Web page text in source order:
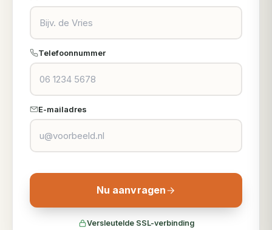
Telefoonnummer
E-mailadres
Nu aanvragen
Versleutelde SSL-verbinding